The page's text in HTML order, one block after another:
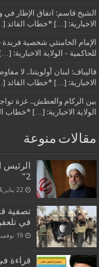
الشيخ قاسم: اتفاق الإطار في
الاخبارية: […] *خطاب القائد
الإمام الخامنئي شخصية
للحاكمية - الولاية
قاليباف: لبنان أولويتنا.. لا
الاخبارية: […] *خطاب القائد
بين الركام والعطش.. غزة
الولاية الاخبارية: […] *خطاب
مقالات منوعة
الرئيس
2”
22 يناير,2014
تصفية
في تلعفر
19 نوفمبر,2016
قراءة